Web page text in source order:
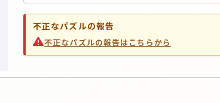
不正なパズルの報告
不正なパズルの報告はこちらから